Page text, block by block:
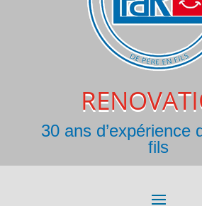
30 ans d’expérience
fils